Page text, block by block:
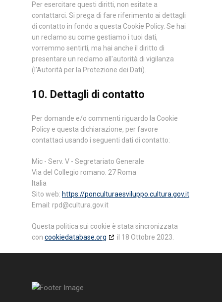
Per esercitare questi diritti, non esitate a
contattarci. Si prega di fare riferimento ai dettagli
di contatto in fondo a questa Cookie Policy. Se hai
un reclamo su come gestiamo i tuoi dati,
vorremmo sentirti, ma hai anche il diritto di
presentare un reclamo all'autorità di vigilanza
(l'Autorità per la Protezione dei Dati).
10. Dettagli di contatto
Per domande e/o commenti riguardo la Cookie
Policy e questa dichiarazione, per favore
contattaci usando i seguenti dati di contatto:
Mic - Serv. V - Segretariato Generale
Via del Collegio romano. 27 Roma
Italia
Sito web: https://ponculturaesviluppo.cultura.gov.it
Email: ti.vog.arutluc@dpr
Questa politica sui cookie è stata sincronizzata
con cookiedatabase.org il 18 Ottobre 2023.